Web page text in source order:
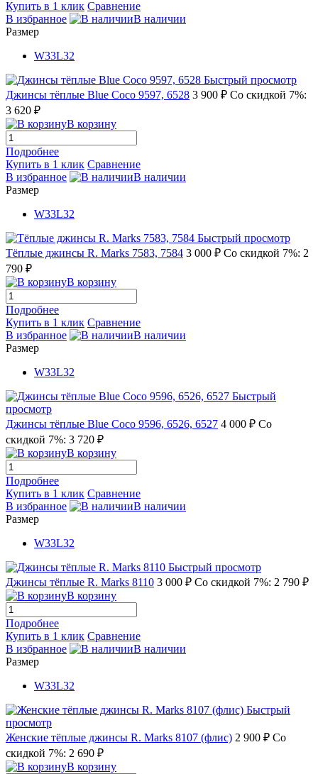
Купить в 1 клик Сравнение
В избранное
В наличии
Размер
W33L32
Быстрый просмотр
Джинсы тёплые Blue Coco 9597, 6528 3 900 ₽ Со скидкой 7%:
3 620 ₽
В корзину
Подробнее
Купить в 1 клик Сравнение
В избранное
В наличии
Размер
W33L32
Быстрый просмотр
Тёплые джинсы R. Marks 7583, 7584 3 000 ₽ Со скидкой 7%: 2
790 ₽
В корзину
Подробнее
Купить в 1 клик Сравнение
В избранное
В наличии
Размер
W33L32
Быстрый
просмотр
Джинсы тёплые Blue Coco 9596, 6526, 6527 4 000 ₽ Со
скидкой 7%: 3 720 ₽
В корзину
Подробнее
Купить в 1 клик Сравнение
В избранное
В наличии
Размер
W33L32
Быстрый просмотр
Джинсы тёплые R. Marks 8110 3 000 ₽ Со скидкой 7%: 2 790 ₽
В корзину
Подробнее
Купить в 1 клик Сравнение
В избранное
В наличии
Размер
W33L32
Быстрый
просмотр
Женские тёплые джинсы R. Marks 8107 (флис) 2 900 ₽ Со
скидкой 7%: 2 690 ₽
В корзину